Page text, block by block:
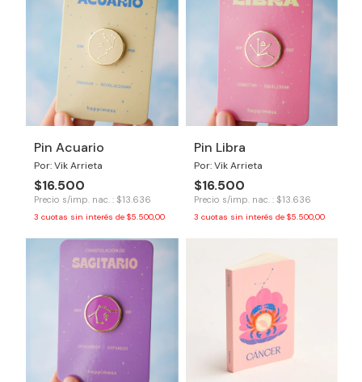
Pin Acuario
Por: Vik Arrieta
$16.500
Precio s/imp. nac. : $13.636
3 cuotas sin interés de $5.500,00
Pin Libra
Por: Vik Arrieta
$16.500
Precio s/imp. nac. : $13.636
3 cuotas sin interés de $5.500,00